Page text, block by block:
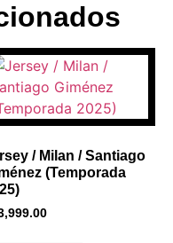
1
/ Milan / Santiago
(Temporada